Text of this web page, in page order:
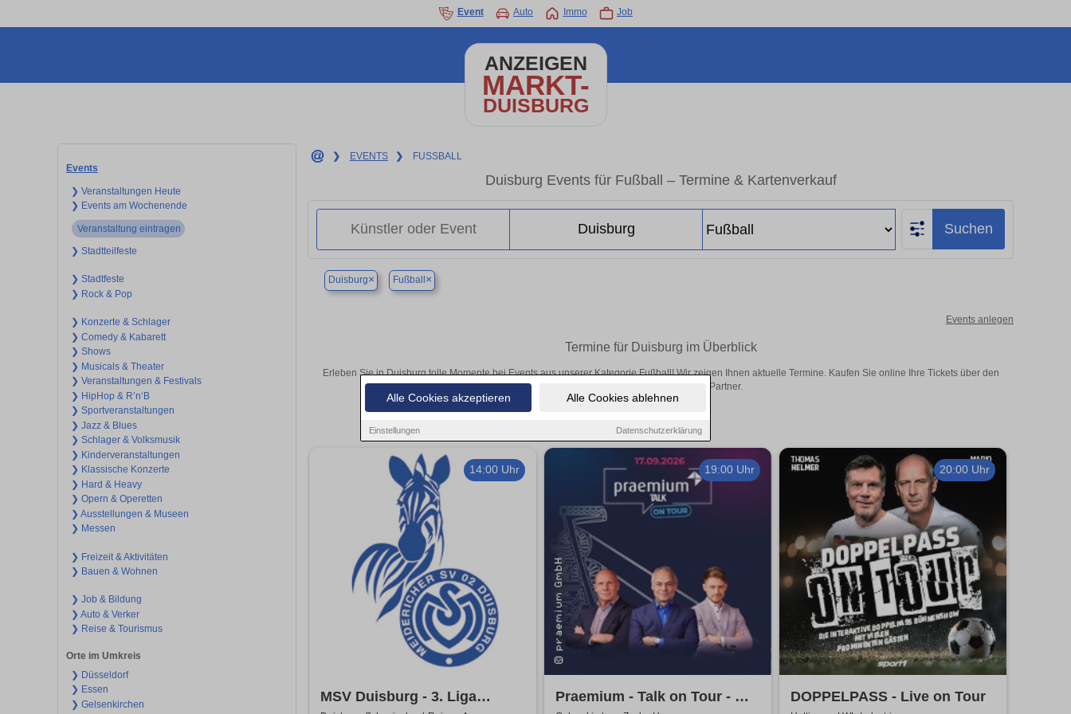
Alle Cookies akzeptieren Alle Cookies ablehnen
Einstellungen Datenschutzerklärung
Event Auto Immo Job
ANZEIGEN
MARKT-
DUISBURG
Events
❯ Veranstaltungen Heute
❯ Events am Wochenende
Veranstaltung eintragen
❯ Stadtteilfeste
❯ Stadtfeste
❯ Rock & Pop
❯ Konzerte & Schlager
❯ Comedy & Kabarett
❯ Shows
❯ Musicals & Theater
❯ Veranstaltungen & Festivals
❯ HipHop & R’n‘B
❯ Sportveranstaltungen
❯ Jazz & Blues
❯ Schlager & Volksmusik
❯ Kinderveranstaltungen
❯ Klassische Konzerte
❯ Hard & Heavy
❯ Opern & Operetten
❯ Ausstellungen & Museen
❯ Messen
❯ Freizeit & Aktivitäten
❯ Bauen & Wohnen
❯ Job & Bildung
❯ Auto & Verker
❯ Reise & Tourismus
Orte im Umkreis
❯ Düsseldorf
❯ Essen
❯ Gelsenkirchen
❯ EVENTS ❯ FUSSBALL
Duisburg Events für Fußball – Termine & Kartenverkauf
Suchen
Duisburg× Fußball ×
Events anlegen
Termine für Duisburg im Überblick
Erleben Sie in Duisburg tolle Momente bei Events aus unserer Kategorie Fußball! Wir zeigen Ihnen aktuelle Termine. Kaufen Sie online Ihre Tickets über den
Online-Kartenverkauf unserer Partner.
14:00 Uhr
MSV Duisburg - 3. Liga
19:00 Uhr
Praemium - Talk on Tour - mit
20:00 Uhr
DOPPELPASS - Live on Tour